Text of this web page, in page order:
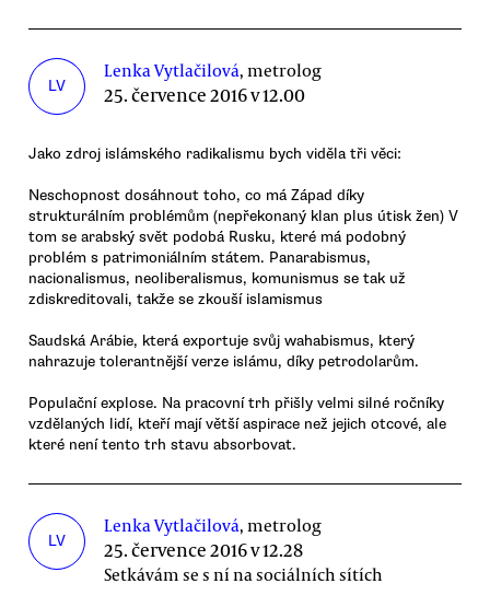
LV
Lenka Vytlačilová, metrolog
25. července 2016 v 12.00
Jako zdroj islámského radikalismu bych viděla tři věci:
Neschopnost dosáhnout toho, co má Západ díky
strukturálním problémům (nepřekonaný klan plus útisk žen) V
tom se arabský svět podobá Rusku, které má podobný
problém s patrimoniálním státem. Panarabismus,
nacionalismus, neoliberalismus, komunismus se tak už
zdiskreditovali, takže se zkouší islamismus
Saudská Arábie, která exportuje svůj wahabismus, který
nahrazuje tolerantnější verze islámu, díky petrodolarům.
Populační explose. Na pracovní trh přišly velmi silné ročníky
vzdělaných lidí, kteří mají větší aspirace než jejich otcové, ale
které není tento trh stavu absorbovat.
LV
Lenka Vytlačilová, metrolog
25. července 2016 v 12.28
Setkávám se s ní na sociálních sítích